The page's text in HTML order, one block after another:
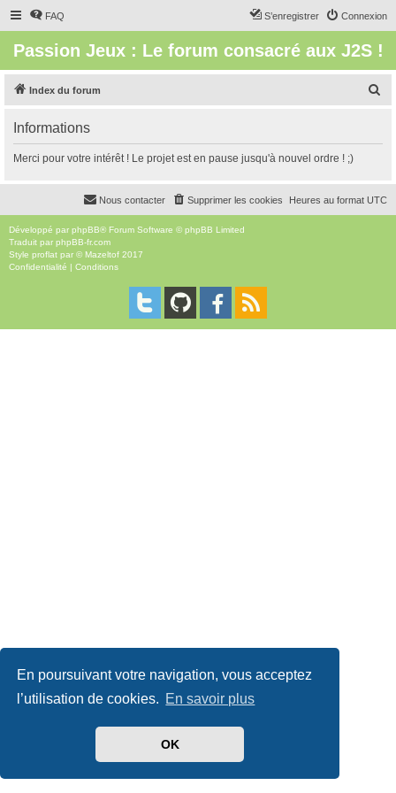
En poursuivant votre navigation, vous acceptez
l’utilisation de cookies. En savoir plus
OK
FAQ Connexion
S’enregistrer
Passion Jeux : Le forum consacré aux J2S !
Index du forum
r
c
Informations
Merci pour votre intérêt ! Le projet est en pause jusqu'à nouvel ordre ! ;)
Heures au format UTC
Supprimer les cookies
Nous contacter
Développé par phpBB® Forum Software © phpBB Limited
Traduit par phpBB-fr.com
Style proflat par © Mazeltof 2017
Confidentialité | Conditions